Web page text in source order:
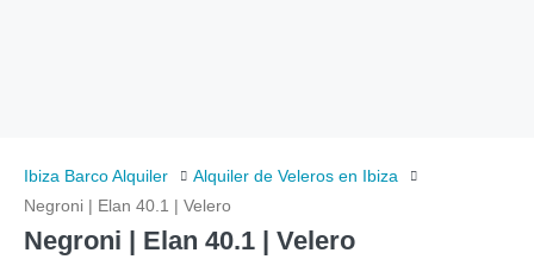
Ibiza Barco Alquiler
Alquiler de Veleros en Ibiza
Negroni | Elan 40.1 | Velero
Negroni | Elan 40.1 | Velero